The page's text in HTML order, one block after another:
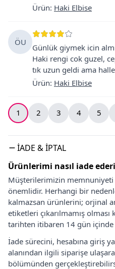
Ürün: Haki Elbise
ÖU
Günlük giymek icin
Haki rengi cok guzel,
tık uzun geldi ama
Ürün: Haki Elbise
1 2 3 4 5
İADE & İPTAL
Ürünlerimi nasıl iade
Müşterilerimizin
önemlidir. Herhangi bir
kalmazsan ürünlerini; orjinal
etiketleri çıkarılmamış olması
tarihten itibaren 14 gün
İade sürecini, hesabına giriş
alanından ilgili siparişe
bölümünden